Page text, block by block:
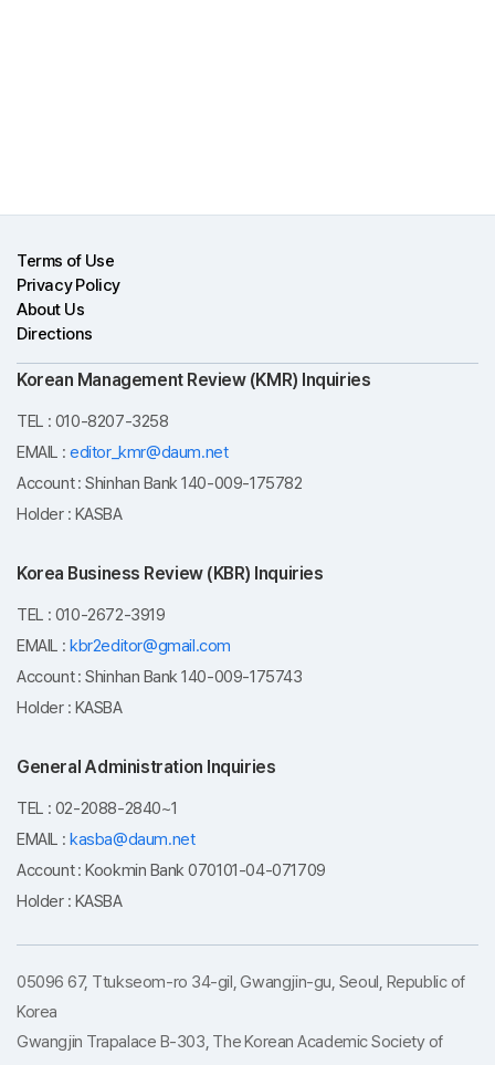
Terms of Use
Privacy Policy
About Us
Directions
Korean Management Review (KMR) Inquiries
TEL : 010-8207-3258
EMAIL : editor_kmr@daum.net
Account : Shinhan Bank 140-009-175782
Holder : KASBA
Korea Business Review (KBR) Inquiries
TEL : 010-2672-3919
EMAIL : kbr2editor@gmail.com
Account : Shinhan Bank 140-009-175743
Holder : KASBA
General Administration Inquiries
TEL : 02-2088-2840~1
EMAIL : kasba@daum.net
Account : Kookmin Bank 070101-04-071709
Holder : KASBA
05096 67, Ttukseom-ro 34-gil, Gwangjin-gu, Seoul, Republic of
Korea
Gwangjin Trapalace B-303, The Korean Academic Society of